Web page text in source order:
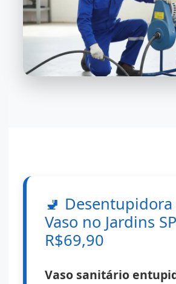
🚽 Desentupidora
Vaso no Jardins
R$69,90
Vaso sanitário